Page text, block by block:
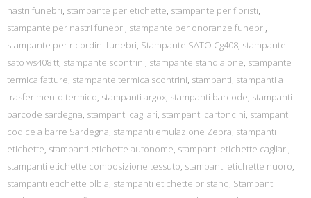
nastri funebri, stampante per etichette, stampante per fioristi,
stampante per nastri funebri, stampante per onoranze funebri,
stampante per ricordini funebri, Stampante SATO Cg408, stampante
sato ws408 tt, stampante scontrini, stampante stand alone, stampante
termica fatture, stampante termica scontrini, stampanti, stampanti a
trasferimento termico, stampanti argox, stampanti barcode, stampanti
barcode sardegna, stampanti cagliari, stampanti cartoncini, stampanti
codice a barre Sardegna, stampanti emulazione Zebra, stampanti
etichette, stampanti etichette autonome, stampanti etichette cagliari,
stampanti etichette composizione tessuto, stampanti etichette nuoro,
stampanti etichette olbia, stampanti etichette oristano, Stampanti